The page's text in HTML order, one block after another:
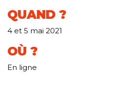
QUAND ?
4 et 5 mai 2021
OÙ ?
En ligne